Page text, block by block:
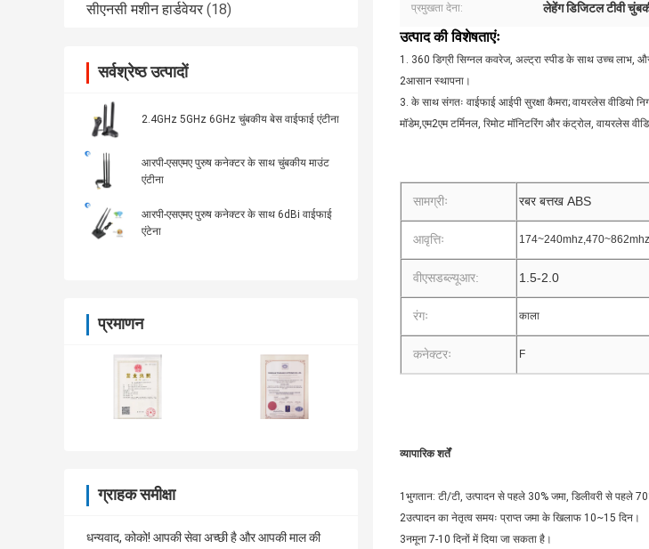
सीएनसी मशीन हार्डवेयर (18)
सर्वश्रेष्ठ उत्पादों
2.4GHz 5GHz 6GHz चुंबकीय बेस वाईफाई एंटीना
आरपी-एसएमए पुरुष कनेक्टर के साथ चुंबकीय माउंट
एंटीना
आरपी-एसएमए पुरुष कनेक्टर के साथ 6dBi वाईफाई
एंटेना
प्रमाणन
ग्राहक समीक्षा
धन्यवाद, कोको! आपकी सेवा अच्छी है और आपकी माल की
प्रमुखता देना: लेहेंग डिजिटल टीवी
उत्पाद की विशेषताएंः
1. 360 डिग्री सिग्नल कवरेज, अल्ट्रा स्पीड के साथ उच्च लाभ,
2आसान स्थापना।
3. के साथ संगतः वाईफाई आईपी सुरक्षा कैमरा; वायरलेस वीडियो
मॉडेम,एम2एम टर्मिनल, रिमोट मॉनिटरिंग और कंट्रोल, वायरलेस
सामग्रीः रबर बत्तख ABS
आवृत्तिः 174~240mhz,470~862mhz
वीएसडब्ल्यूआर: 1.5-2.0
रंगः काला
कनेक्टरः F
व्यापारिक शर्तें
1भुगतान: टी/टी, उत्पादन से पहले 30% जमा, डिलीवरी से पहले
2उत्पादन का नेतृत्व समयः प्राप्त जमा के खिलाफ 10~15 दिन।
3नमूना 7-10 दिनों में दिया जा सकता है।